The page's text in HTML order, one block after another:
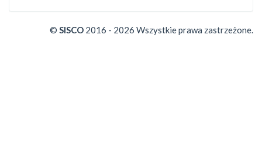
© SISCO 2016 - 2026 Wszystkie prawa zastrzeżone.